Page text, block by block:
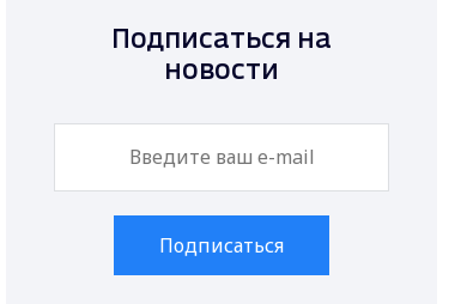
Подписаться на
новости
Подписаться